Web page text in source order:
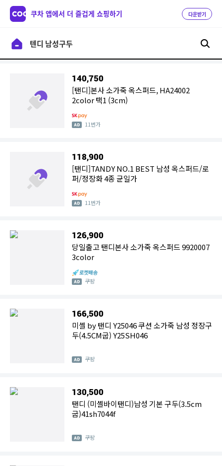
쿠차 앱에서 더 즐겁게 쇼핑하기 다운받기
140,750
[탠디]본사 소가죽 옥스퍼드, HA24002
2color 택1 (3cm)
11번가
118,900
[탠디]TANDY NO.1 BEST 남성 옥스퍼드/로
퍼/정장화 4종 균일가
11번가
126,900
당일출고 탠디본사 소가죽 옥스퍼드 9920007
3color
쿠팡
166,500
미셸 by 탠디 Y25046 쿠션 소가죽 남성 정장구
두(4.5CM굽) Y25SH046
쿠팡
130,500
탠디 (미셸바이탠디)남성 기본 구두(3.5cm
굽)41sh7044f
쿠팡